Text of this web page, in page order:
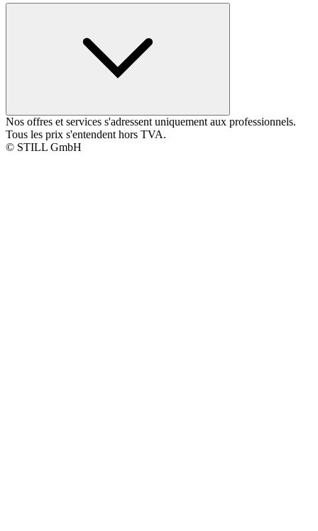
Nos offres et services s'adressent uniquement aux professionnels.
Tous les prix s'entendent hors TVA.
© STILL GmbH